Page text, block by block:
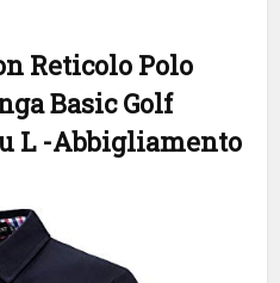
Reticolo Polo
Basic Golf
L -Abbigliamento